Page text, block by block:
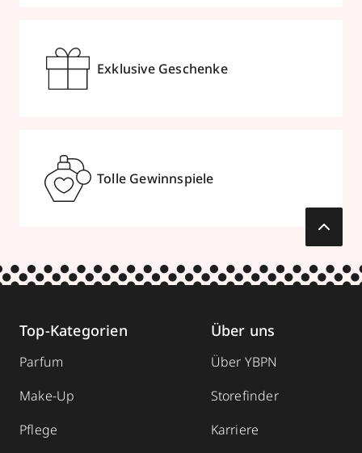
Hauptstraße 20,47623Kevelaer
geschlossen, öffnet Mo 09:00 Uhr
Termin vereinbaren
Parfümerie Barbarino
Mühldorf
086315804
Exklusive Geschenke
Tolle Gewinnspiele
Top-Kategorien
Parfum
Make-Up
Pflege
Über uns
Über YBPN
Storefinder
Karriere